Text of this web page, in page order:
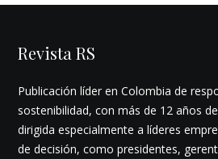
Revista RS
Publicación líder en Colombia de
sostenibilidad, con más de 12 años
dirigida especialmente a líderes
de decisión, como presidentes,